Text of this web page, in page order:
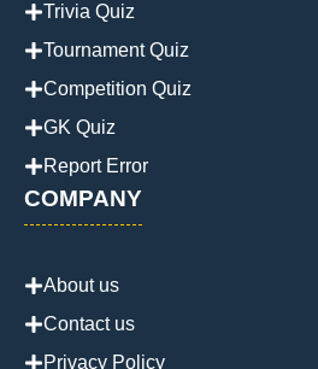
Trivia Quiz
Tournament Quiz
Competition Quiz
GK Quiz
Report Error
COMPANY
About us
Contact us
Privacy Policy